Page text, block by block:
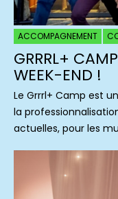
ACCOMPAGNEMENT
GRRRL+
WEEK-END !
Le Grrrl+ Camp est
la
actuelles, pour les